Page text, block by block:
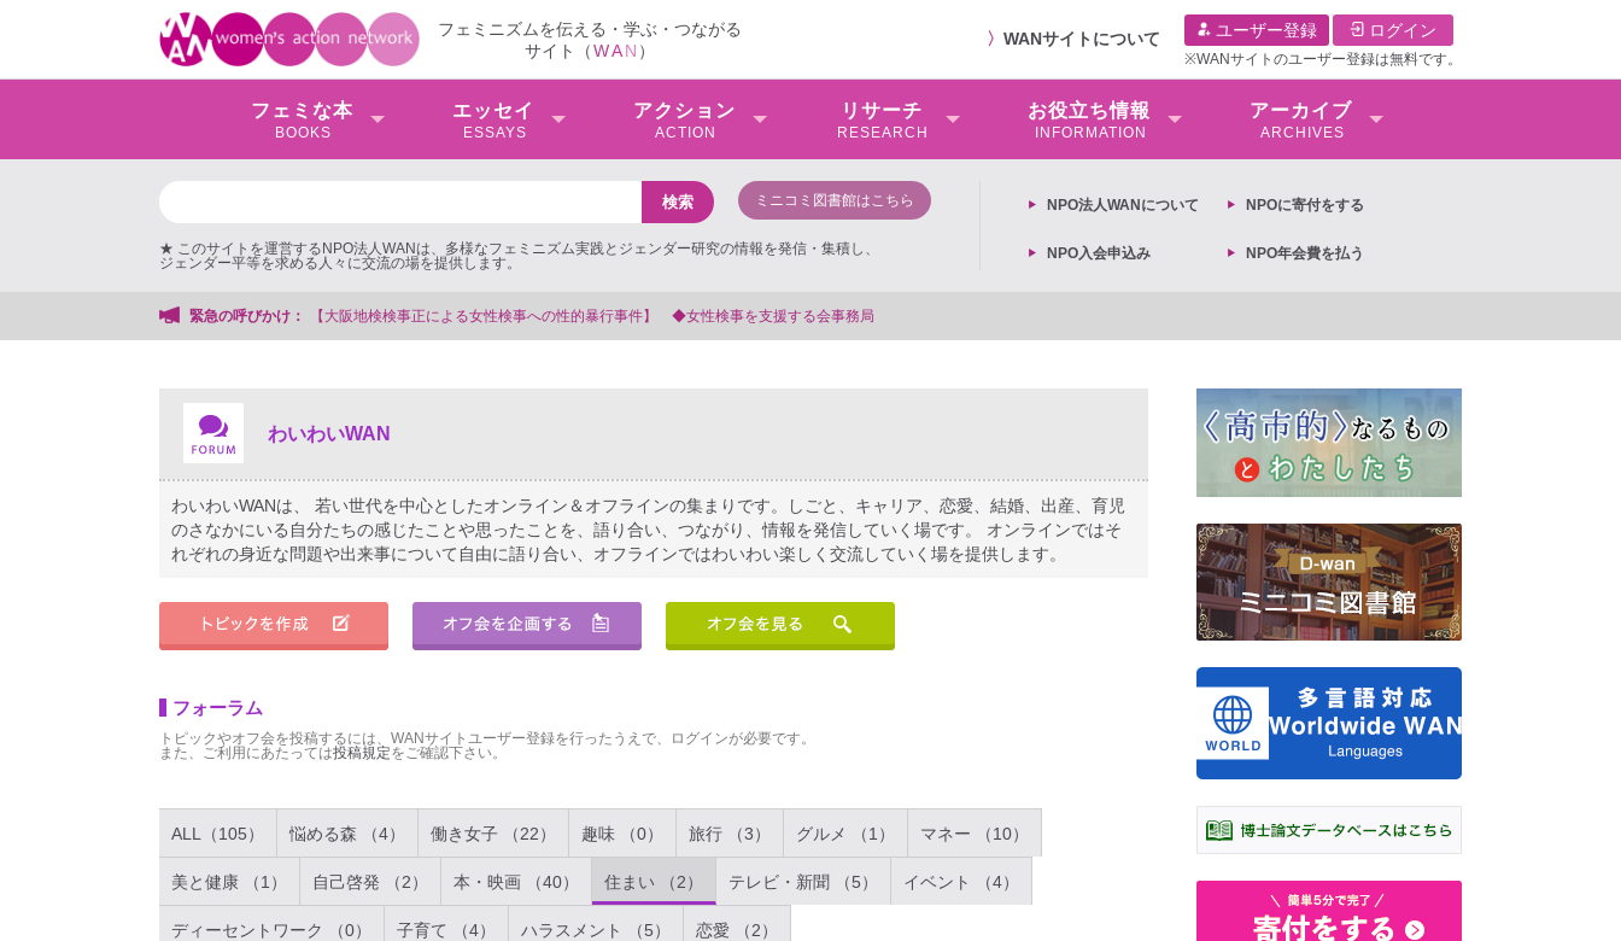
フェミニズムを伝える・学ぶ・つながる
サイト（WAN ）
〉 WANサイトについて ユーザー登録 ログイン
※WANサイトのユーザー登録は無料です。
フェミな本
BOOKS
エッセイ
ESSAYS
アクション
ACTION
リサーチ
RESEARCH
お役⽴ち情報
INFORMATION
アーカイブ
ARCHIVES
ミニコミ図書館はこちら
★ このサイトを運営するNPO法人WANは、多様なフェミニズム実践とジェンダー研究の情報を発信・集積し、
ジェンダー平等を求める人々に交流の場を提供します。
NPO法⼈WANについて NPOに寄付をする
NPO入会申込み NPO年会費を払う
緊急の呼びかけ：
の性的暴行事件】 ◆女性検事を支援する会事務局
わいわいWAN
わいわいWANは、 若い世代を中心としたオンライン＆オフラインの集まりです。しごと、キャリア、恋愛、結婚、出産、育児
のさなかにいる自分たちの感じたことや思ったことを、語り合い、つながり、情報を発信していく場です。 オンラインではそ
れぞれの身近な問題や出来事について自由に語り合い、オフラインではわいわい楽しく交流していく場を提供します。
フォーラム
トピックやオフ会を投稿するには、WANサイトユーザー登録を行ったうえで、ログインが必要です。
また、ご利用にあたっては投稿規定をご確認下さい。
ALL（105） 悩める森 （4） 働き女子 （22） 趣味 （0） 旅行 （3） グルメ （1） マネー （10）
美と健康 （1） 自己啓発 （2） 本・映画 （40） 住まい （2） テレビ・新聞 （5） イベント （4）
ディーセントワーク （0） 子育て （4） ハラスメント （5） 恋愛 （2）